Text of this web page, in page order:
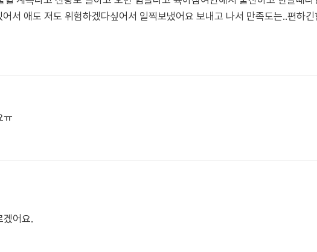
서 애도 저도 위험하겠다싶어서 일찍보냈어요 보내고 나서 만족도는..편하
ㅠ
겠어요.